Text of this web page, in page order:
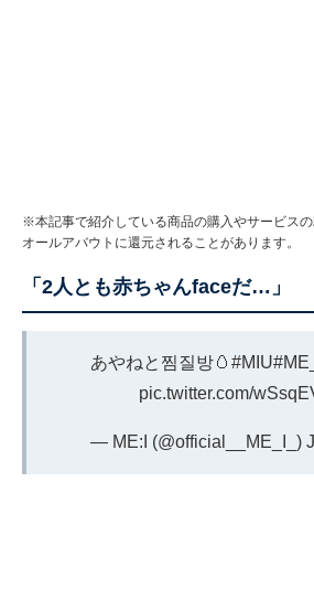
※本記事で紹介している商品の購入やサービス
オールアバウトに還元されることがあります。
「2人とも赤ちゃんfaceだ…」
あやねと찜질방🥚 #MIU#ME_I
pic.twitter.com/
— ME:I (@official__ME_I_)